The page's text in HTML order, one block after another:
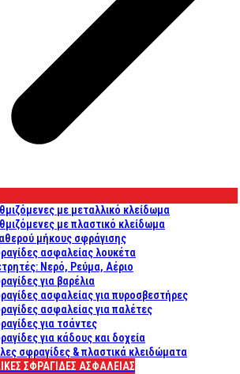
με μεταλλικό κλείδωμα
με πλαστικό κλείδωμα
μήκους σφράγισης
ασφαλείας λουκέτα
Νερό, Ρεύμα, Αέριο
για βαρέλια
ασφαλείας για πυροσβεστήρες
ασφαλείας για παλέτες
για τσάντες
για κάδους και δοχεία
σφραγίδες & πλαστικά κλειδώματα
ΣΦΡΑΓΙΔΕΣ ΑΣΦΑΛΕΙΑΣ